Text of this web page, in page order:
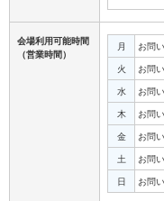
会場利用可能時間
（営業時間）
月
お問
火
お問
水
お問
木
お問
金
お問
土
お問
日
お問